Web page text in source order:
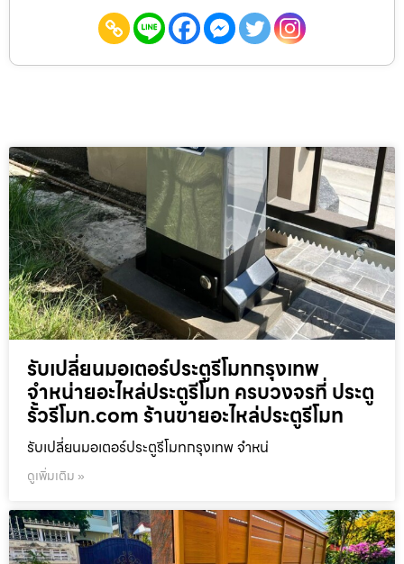
รับเปลี่ยนมอเตอร์ประตูรีโมทกรุงเทพ
จำหน่ายอะไหล่ประตูรีโมท ครบวงจรที่ ประตู
รั้วรีโมท.com ร้านขายอะไหล่ประตูรีโมท
รับเปลี่ยนมอเตอร์ประตูรีโมทกรุงเทพ จำหน่
ดูเพิ่มเติม »